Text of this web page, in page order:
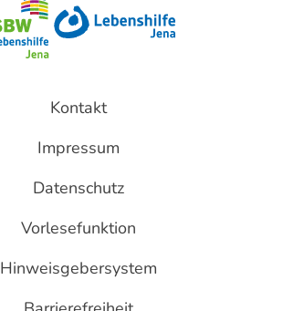
Kontakt
Impressum
Datenschutz
Vorlesefunktion
Hinweisgebersystem